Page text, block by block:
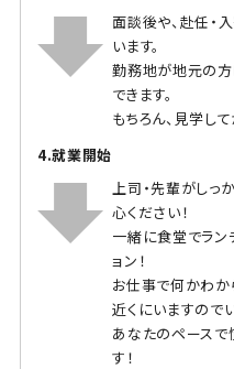
面談後や、赴任・
います。
勤務地が地元の
できます。
もちろん、見学し
4.就業開始
上司・先輩がしっ
心ください！
一緒に食堂でラン
ョン！
お仕事で何かわか
近くにいますので
あなたのペースで
す！